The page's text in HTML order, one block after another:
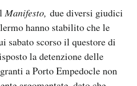
Manifesto, due diversi giudici
hanno stabilito che le
sabato scorso il questore di
la detenzione delle
a Porto Empedocle non